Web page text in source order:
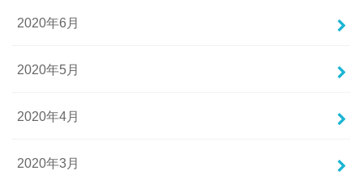
2020年6月
2020年5月
2020年4月
2020年3月